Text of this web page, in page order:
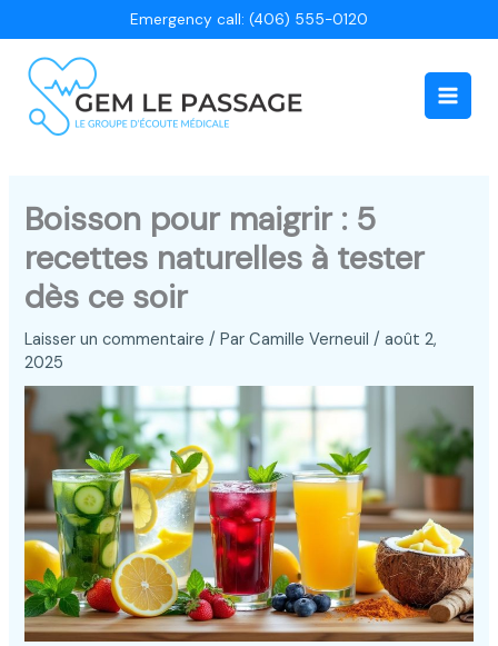
au
contenu
Emergency call: (406) 555-0120
Main
Boisson pour maigrir : 5
recettes naturelles à tester
dès ce soir
Laisser un commentaire / ParCamille Verneuil/août 2,
2025